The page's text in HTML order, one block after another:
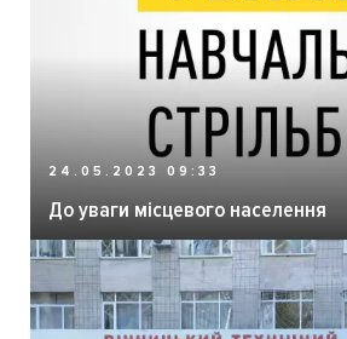
24.05.2023 09:33
До уваги місцевого населення